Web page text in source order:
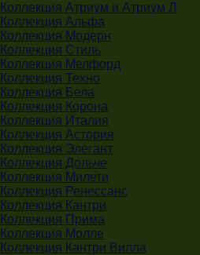
Коллекция Атриум и Атриум Л
Коллекция Альфа
Коллекция Модерн
Коллекция Стиль
Коллекция Мелфорд
Коллекция Техно
Коллекция Бела
Коллекция Корона
Коллекция Италия
Коллекция Астория
Коллекция Элегант
Коллекция Дольче
Коллекция Милети
Коллекция Ренессанс
Коллекция Кантри
Коллекция Прима
Коллекция Молле
Коллекция Кантри Вилла